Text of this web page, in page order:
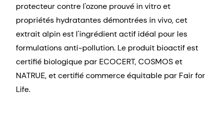
protecteur contre l'ozone prouvé in vitro et
propriétés hydratantes démontrées in vivo, cet
extrait alpin est l'ingrédient actif idéal pour les
formulations anti-pollution. Le produit bioactif est
certifié biologique par ECOCERT, COSMOS et
NATRUE, et certifié commerce équitable par Fair for
Life.